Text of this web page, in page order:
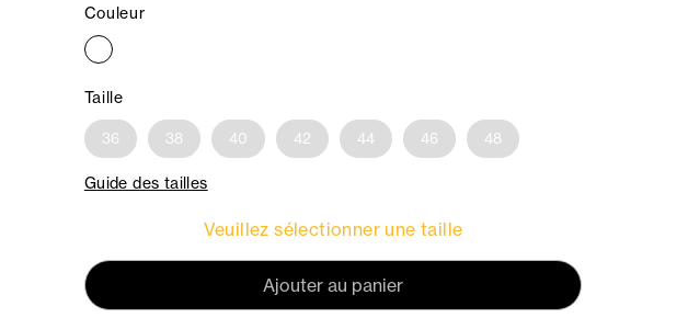
Couleur
Taille
36 38 40 42 44 46 48
Guide des tailles
Veuillez sélectionner une taille
Ajouter au panier